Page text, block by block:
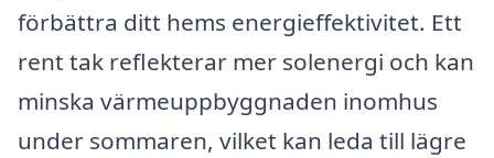
förbättra ditt hems energieffektivitet. Ett
rent tak reflekterar mer solenergi och kan
minska värmeuppbyggnaden inomhus
under sommaren, vilket kan leda till lägre